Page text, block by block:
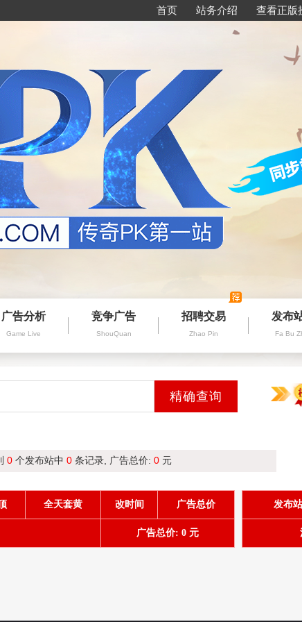
首页 站务介绍 查看正版
广告分析
Game Live
竞争广告
ShouQuan
招聘交易
Zhao Pin
发布
Fa Bu
0 个发布站中 0 条记录, 广告总价: 0 元
全天套黄 改时间 广告总价
广告总价: 0 元
发布站